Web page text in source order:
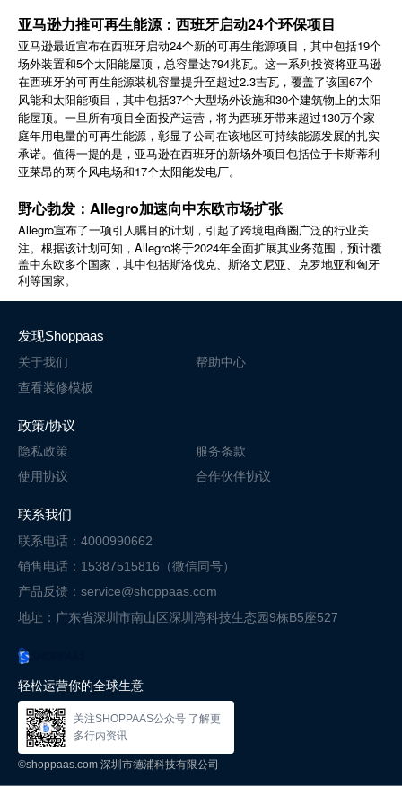
简体中文
登录 免费使用
亚马逊力推可再生能源：西班牙启动24个环保项目
亚马逊最近宣布在西班牙启动24个新的可再生能源项目，其中包括19个
场外装置和5个太阳能屋顶，总容量达794兆瓦。这一系列投资将亚马逊
在西班牙的可再生能源装机容量提升至超过2.3吉瓦，覆盖了该国67个
风能和太阳能项目，其中包括37个大型场外设施和30个建筑物上的太阳
能屋顶。一旦所有项目全面投产运营，将为西班牙带来超过130万个家
庭年用电量的可再生能源，彰显了公司在该地区可持续能源发展的扎实
承诺。值得一提的是，亚马逊在西班牙的新场外项目包括位于卡斯蒂利
亚莱昂的两个风电场和17个太阳能发电厂。
野心勃发：Allegro加速向中东欧市场扩张
Allegro宣布了一项引人瞩目的计划，引起了跨境电商圈广泛的行业关
注。根据该计划可知， Allegro将于2024年全面扩展其业务范围，预计覆
盖中东欧多个国家，其中包括斯洛伐克、斯洛文尼亚、克罗地亚和匈牙
利等国家。
轻松运营你的全球生意
关注SHOPPAAS公众号 了解更
多行内资讯
©shoppaas.com 深圳市德浦科技有限公司
发现Shoppaas
关于我们
帮助中心
查看装修模板
政策/协议
隐私政策
服务条款
使用协议
合作伙伴协议
联系我们
联系电话：4000990662
销售电话：15387515816（微信同号）
产品反馈：service@shoppaas.com
地址：广东省深圳市南山区深圳湾科技生态园9栋B5座527